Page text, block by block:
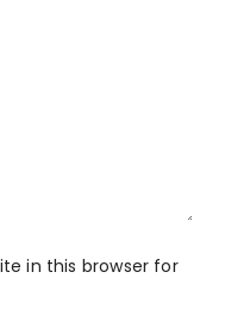
in this browser for